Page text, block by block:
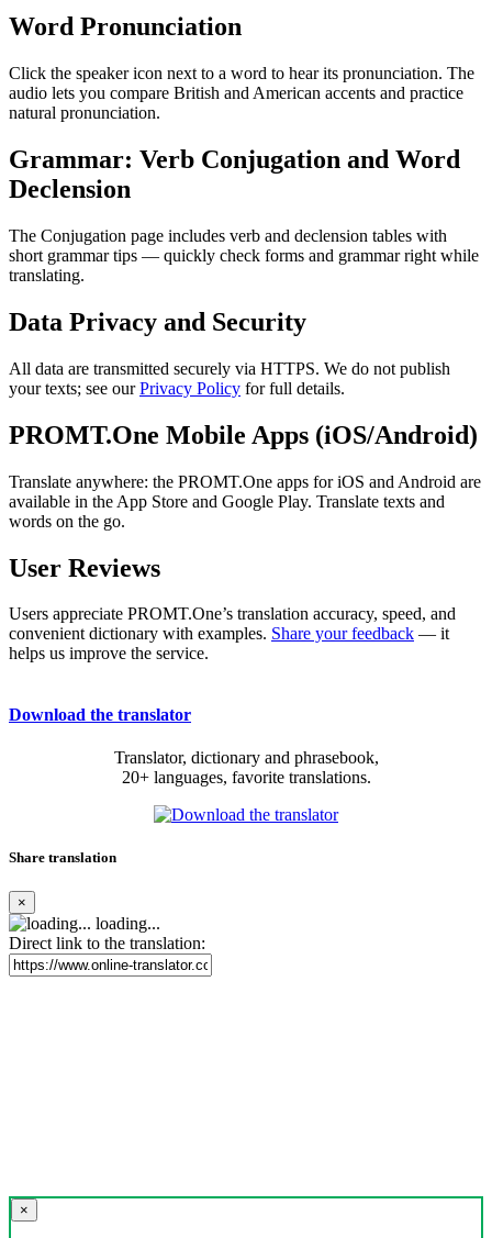
Word Pronunciation
Click the speaker icon next to a word to hear its pronunciation. The
audio lets you compare British and American accents and practice
natural pronunciation.
Grammar: Verb Conjugation and Word
Declension
The Conjugation page includes verb and declension tables with
short grammar tips — quickly check forms and grammar right while
translating.
Data Privacy and Security
All data are transmitted securely via HTTPS. We do not publish
your texts; see ourPrivacy Policy for full details.
PROMT.One Mobile Apps (iOS/Android)
Translate anywhere: the PROMT.One apps for iOS and Android are
available in the App Store and Google Play. Translate texts and
words on the go.
User Reviews
Users appreciate PROMT.One’s translation accuracy, speed, and
convenient dictionary with examples. Share your feedback — it
helps us improve the service.
Download the translator
Translator, dictionary and phrasebook,
20+ languages, favorite translations.
Share translation
×
loading...
Direct link to the translation:
×